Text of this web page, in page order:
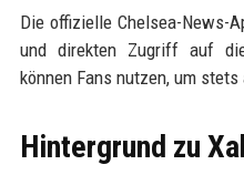
Die offizielle Chelsea-News-
und direkten Zugriff auf
können Fans nutzen, um
Hintergrund zu